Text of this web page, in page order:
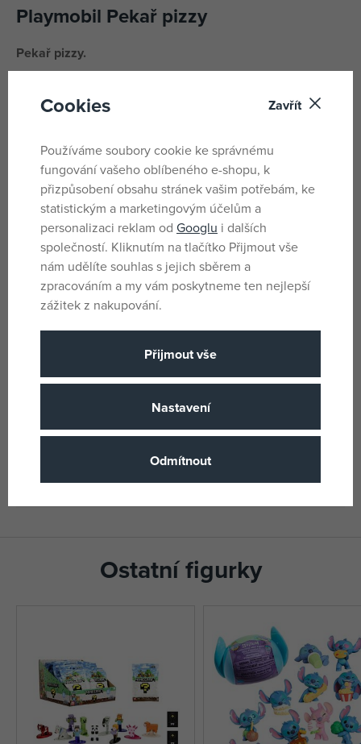
Playmobil Pekař pizzy
Pekař pizzy.
Pohlaví Pro holky i kluky
Vícebarevné
Materiál Plast
Název podskupiny zboži Playmobil
Věk od
Země původu MT
Playmobil
Ostatní figurky
Cookies Zavřít
Používáme soubory cookie ke správnému
fungování vašeho oblíbeného e-shopu, k
přizpůsobení obsahu stránek vašim potřebám, ke
statistickým a marketingovým účelům a
personalizaci reklam od Googlu i dalších
společností. Kliknutím na tlačítko Přijmout vše
nám udělíte souhlas s jejich sběrem a
zpracováním a my vám poskytneme ten nejlepší
zážitek z nakupování.
Přijmout vše
Nastavení
Odmítnout